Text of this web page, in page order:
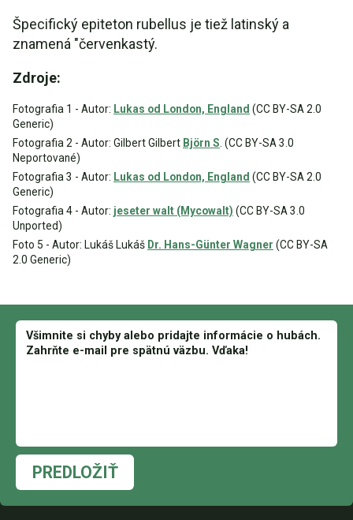
Špecifický epiteton rubellus je tiež latinský a
znamená "červenkastý.
Zdroje:
Fotografia 1 - Autor: Lukas od London, England (CC BY-SA 2.0
Generic)
Fotografia 2 - Autor: Gilbert Gilbert Björn S . (CC BY-SA 3.0
Neportované)
Fotografia 3 - Autor: Lukas od London, England (CC BY-SA 2.0
Generic)
Fotografia 4 - Autor: jeseter walt (Mycowalt) (CC BY-SA 3.0
Unported)
Foto 5 - Autor: Lukáš Lukáš Dr. Hans-Günter Wagner (CC BY-SA
2.0 Generic)
PREDLOŽIŤ